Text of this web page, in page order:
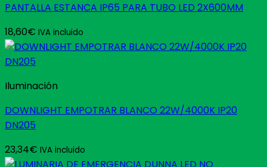
PANTALLA ESTANCA IP65 PARA TUBO LED 2X600MM
18,60€ IVA incluido
Iluminación
DOWNLIGHT EMPOTRAR BLANCO 22W/4000K IP20
DN205
23,34€ IVA incluido